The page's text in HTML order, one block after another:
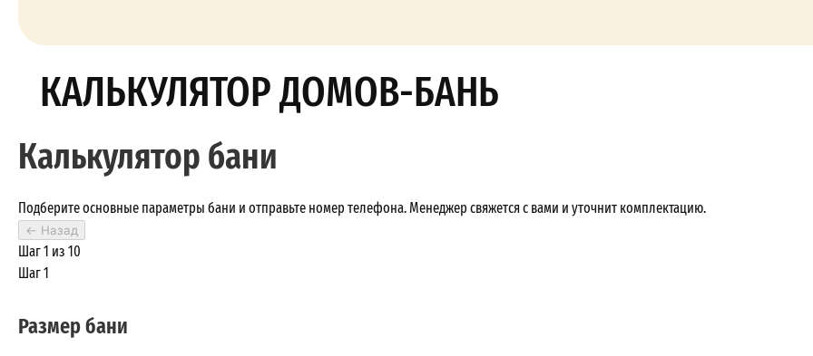
КАЛЬКУЛЯТОР ДОМОВ-БАНЬ
Калькулятор бани
Подберите основные параметры бани и отправьте номер телефона. Менеджер свяжется с вами и уточнит комплектацию.
← Назад
Шаг 1 из 10
Шаг 1
Размер бани